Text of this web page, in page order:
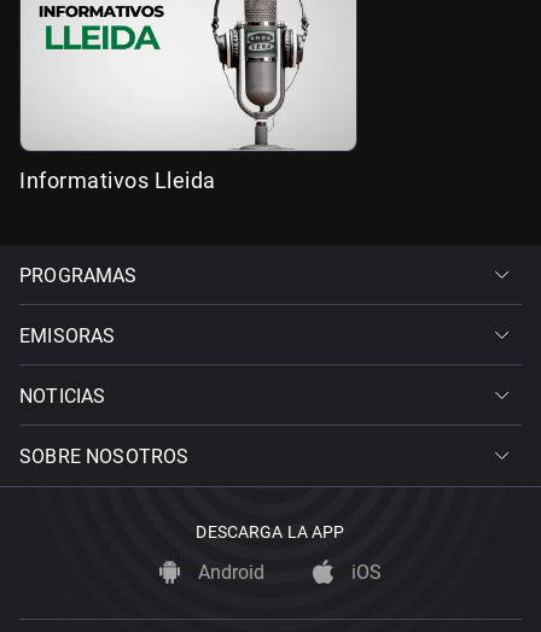
Informativos Lleida
PROGRAMAS
EMISORAS
NOTICIAS
SOBRE NOSOTROS
DESCARGA LA APP
Android iOS